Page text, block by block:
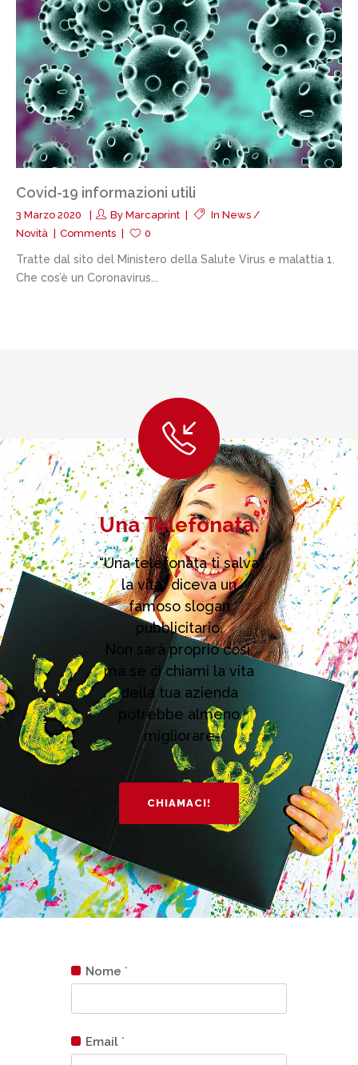
Covid-19 informazioni utili
3 Marzo 2020 By Marcaprint In News /
Novità
Comments 0
Tratte dal sito del Ministero della Salute Virus e malattia 1.
Che cos’è un Coronavirus...
Una Telefonata.
“Una telefonata ti salva
la vita” diceva un
famoso slogan
pubblicitario.
Non sarà proprio così,
ma se ci chiami la vita
della tua azienda
potrebbe almeno
migliorare
CHIAMACI!
Nome *
Email *